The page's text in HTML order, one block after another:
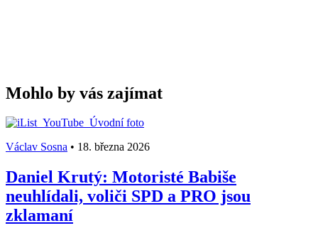
Mohlo by vás zajímat
Václav Sosna • 18. března 2026
Daniel Krutý: Motoristé Babiše
neuhlídali, voliči SPD a PRO jsou
zklamaní